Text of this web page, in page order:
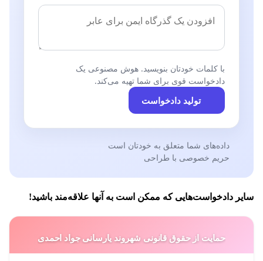
با کلمات خودتان بنویسید. هوش مصنوعی یک
دادخواست قوی برای شما تهیه می‌کند.
تولید دادخواست
داده‌های شما متعلق به خودتان است
حریم خصوصی با طراحی
سایر دادخواست‌هایی که ممکن است به آنها علاقه‌مند باشید!
حمایت از حقوق قانونی شهروند یارسانی جواد احمدی